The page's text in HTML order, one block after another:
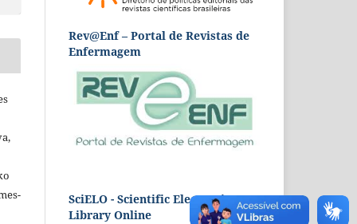
Rev@Enf – Portal de Revistas de
Enfermagem
SciELO - Scientific Electronic
Library Online